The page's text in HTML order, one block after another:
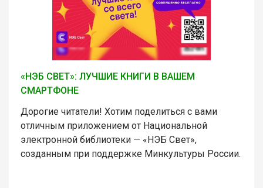
«НЭБ СВЕТ»: ЛУЧШИЕ КНИГИ В ВАШЕМ
СМАРТФОНЕ
Дорогие читатели! Хотим поделиться с вами
отличным приложением от Национальной
электронной библиотеки — «НЭБ Свет»,
созданным при поддержке Минкультуры России.